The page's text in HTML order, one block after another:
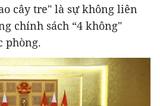
cây tre" là sự không liên
chính sách “4 không"
phòng.